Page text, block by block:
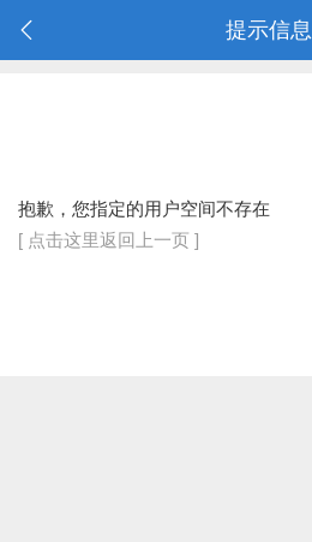
提示信息
抱歉，您指定的用户空间不存在
[ 点击这里返回上一页 ]